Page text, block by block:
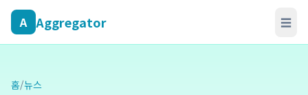
A Aggregator ☰
홈/뉴스